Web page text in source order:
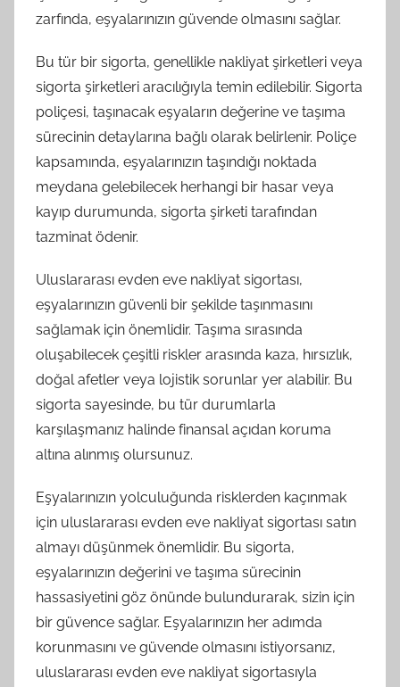
zarfında, eşyalarınızın güvende olmasını sağlar.
Bu tür bir sigorta, genellikle nakliyat şirketleri veya
sigorta şirketleri aracılığıyla temin edilebilir. Sigorta
poliçesi, taşınacak eşyaların değerine ve taşıma
sürecinin detaylarına bağlı olarak belirlenir. Poliçe
kapsamında, eşyalarınızın taşındığı noktada
meydana gelebilecek herhangi bir hasar veya
kayıp durumunda, sigorta şirketi tarafından
tazminat ödenir.
Uluslararası evden eve nakliyat sigortası,
eşyalarınızın güvenli bir şekilde taşınmasını
sağlamak için önemlidir. Taşıma sırasında
oluşabilecek çeşitli riskler arasında kaza, hırsızlık,
doğal afetler veya lojistik sorunlar yer alabilir. Bu
sigorta sayesinde, bu tür durumlarla
karşılaşmanız halinde finansal açıdan koruma
altına alınmış olursunuz.
Eşyalarınızın yolculuğunda risklerden kaçınmak
için uluslararası evden eve nakliyat sigortası satın
almayı düşünmek önemlidir. Bu sigorta,
eşyalarınızın değerini ve taşıma sürecinin
hassasiyetini göz önünde bulundurarak, sizin için
bir güvence sağlar. Eşyalarınızın her adımda
korunmasını ve güvende olmasını istiyorsanız,
uluslararası evden eve nakliyat sigortasıyla